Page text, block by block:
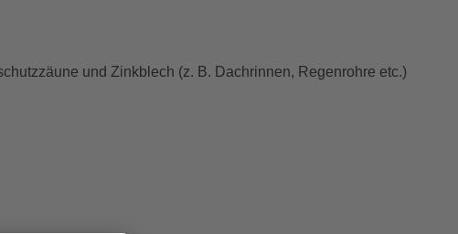
und Zinkblech (z. B. Dachrinnen, Regenrohre etc.)